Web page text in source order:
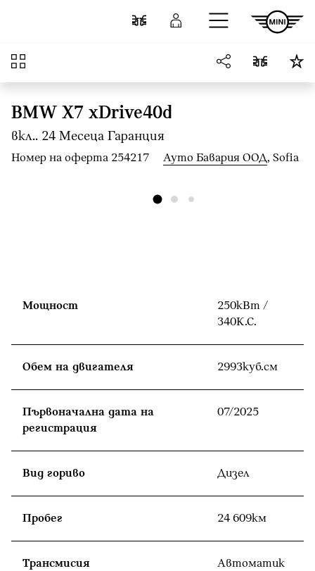
Към основното съдържание
CравнетеВход
Преглед
BMW X7 xDrive40d
вкл.. 24 Mесеца Гаранция
Номер на оферта 254217 Ауто Бавария ООД, Sofia
Мощност
250кВт /
340К.С.
Обем на двигателя 2993куб.cм
Първоначална дата на
регистрация
07/2025
Вид гориво Дизел
Пробег 24 609км
Tрансмисия Автоматик